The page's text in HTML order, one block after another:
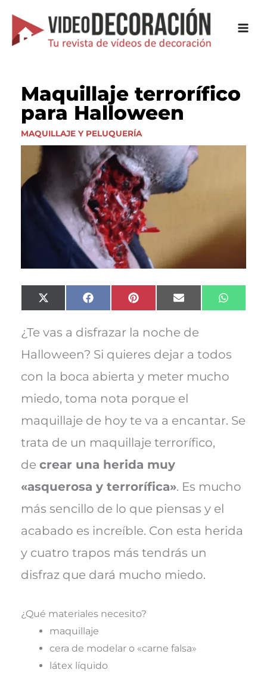
contenido
Maquillaje terrorífico
para Halloween
MAQUILLAJE Y PELUQUERÍA
Compartir
en
X
(
w
t
t
r
Compartir
en
F
a
e
b
o
o
Compartir
en
P
i
t
e
r
e
t
Compartir
en
E
m
i
l
en
W
h
A
p
¿Te vas a disfrazar la noche de
Halloween? Si quieres dejar a todos
con la boca abierta y meter mucho
miedo, toma nota porque el
maquillaje de hoy te va a encantar. Se
trata de un maquillaje terrorífico,
de crear una herida muy
«asquerosa y terrorífica». Es mucho
más sencillo de lo que piensas y el
acabado es increíble. Con esta herida
y cuatro trapos más tendrás un
disfraz que dará mucho miedo.
¿Qué materiales necesito?
maquillaje
cera de modelar o «carne falsa»
látex líquido